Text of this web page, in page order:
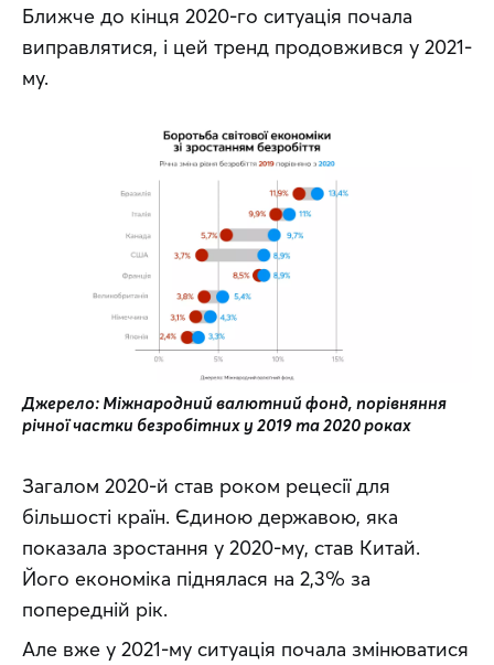
Ближче до кінця 2020-го ситуація почала
виправлятися, і цей тренд продовжився у 2021-
му.
Джерело: Міжнародний валютний фонд, порівняння
річної частки безробітних у 2019 та 2020 роках
Загалом 2020-й став роком рецесії для
більшості країн. Єдиною державою, яка
показала зростання у 2020-му, став Китай.
Його економіка піднялася на 2,3% за
попередній рік.
Але вже у 2021-му ситуація почала змінюватися